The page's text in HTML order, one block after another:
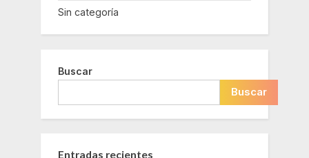
Sin categoría
Buscar
Buscar
Entradas recientes